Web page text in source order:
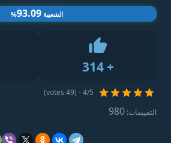
+
314
Like
4/5 - (49 votes)
التقييمات: 980
الشعبية93.09
%